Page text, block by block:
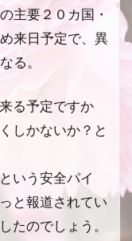
主要２０カ国・
来日予定で、異
る。
る予定ですか
しかないか？と
いう安全パイ
と報道されてい
たのでしょう。